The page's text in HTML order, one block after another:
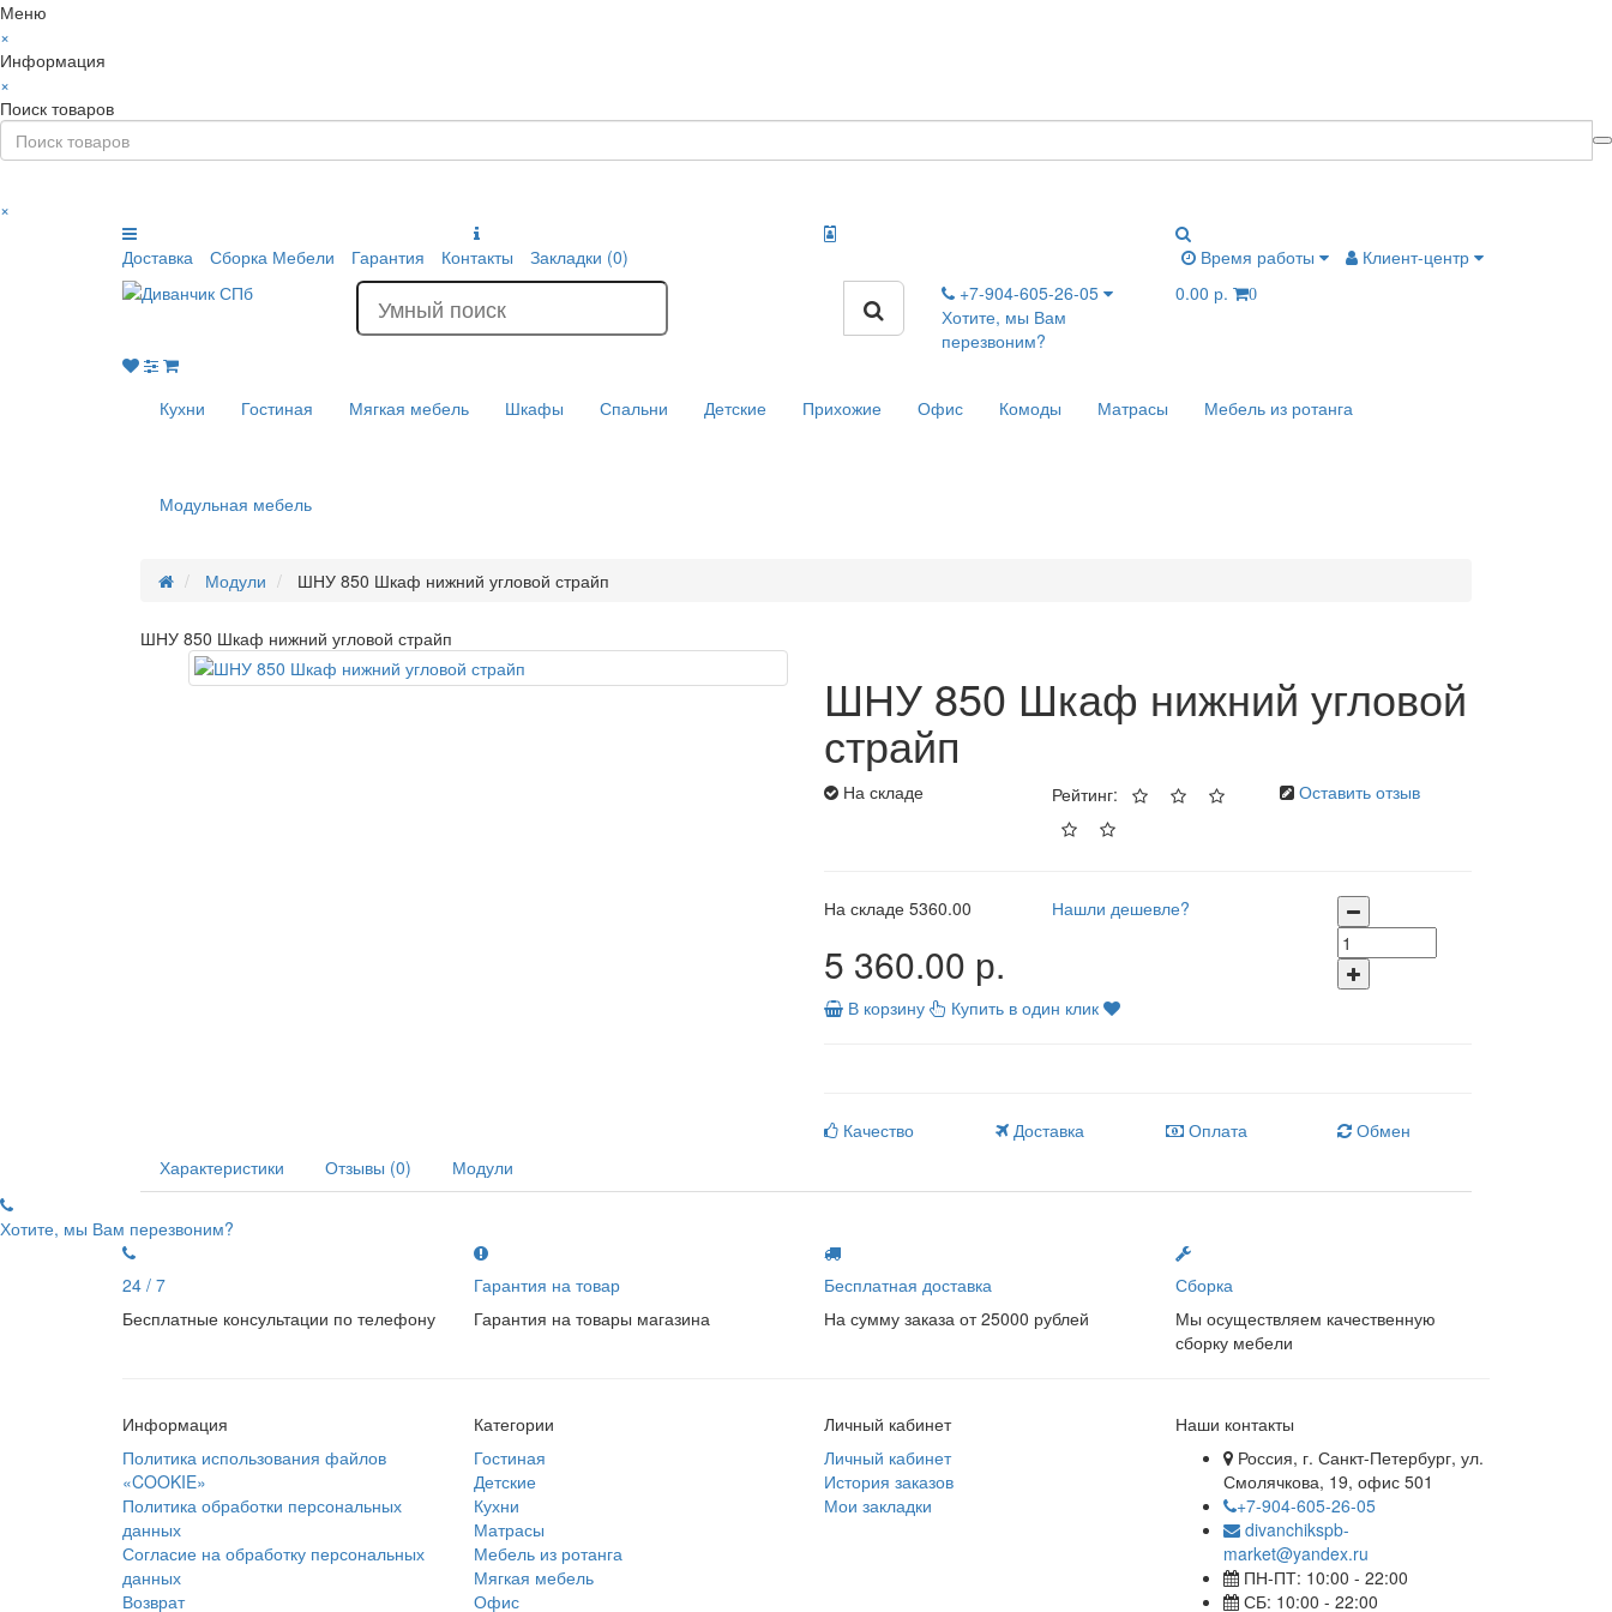
Меню
×
Информация
×
Поиск товаров
×
Доставка
Сборка Мебели Гарантия Контакты Закладки (0) Время работы
Клиент-центр
+7-904-605-26-05
Хотите, мы Вам
перезвоним?
0.00 р. 0
Кухни Гостиная Мягкая мебель Шкафы Спальни Детские Прихожие Офис Комоды Матрасы Мебель из ротанга
Модульная мебель
Модули ШНУ 850 Шкаф нижний угловой страйп
ШНУ 850 Шкаф нижний угловой страйп
ШНУ 850 Шкаф нижний угловой
страйп
На складе Рейтинг: Оставить отзыв
На складе 5360.00
5 360.00 р.
Нашли дешевле?
В корзину Купить в один клик
Качество Доставка Оплата
Обмен
Характеристики
Отзывы (0) Модули
Хотите, мы Вам перезвоним?
24 / 7
Бесплатные консультации по телефону
Гарантия на товар
Гарантия на товары магазина
Бесплатная доставка
На сумму заказа от 25000 рублей
Сборка
Мы осуществляем качественную
сборку мебели
Информация
Политика использования файлов
«COOKIE»
Политика обработки персональных
данных
Согласие на обработку персональных
данных
Возврат
Категории
Гостиная
Детские
Кухни
Матрасы
Мебель из ротанга
Мягкая мебель
Офис
Личный кабинет
Личный кабинет
История заказов
Мои закладки
Наши контакты
Россия, г. Санкт-Петербург, ул.
Смолячкова, 19, офис 501
+7-904-605-26-05
divanchikspb-
market@yandex.ru
ПН-ПТ: 10:00 - 22:00
СБ: 10:00 - 22:00